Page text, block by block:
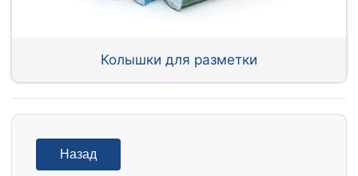
Колышки для разметки
Назад